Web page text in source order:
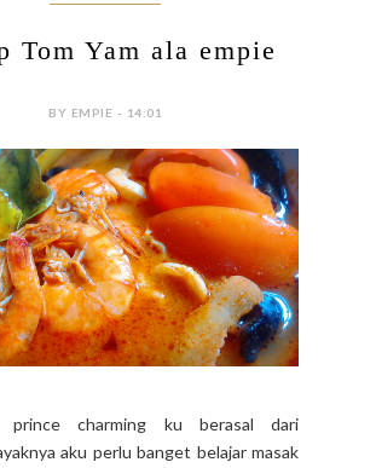
Tom Yam ala empie
BY EMPIE - 14:01
prince charming ku berasal dari
aku perlu banget belajar masak